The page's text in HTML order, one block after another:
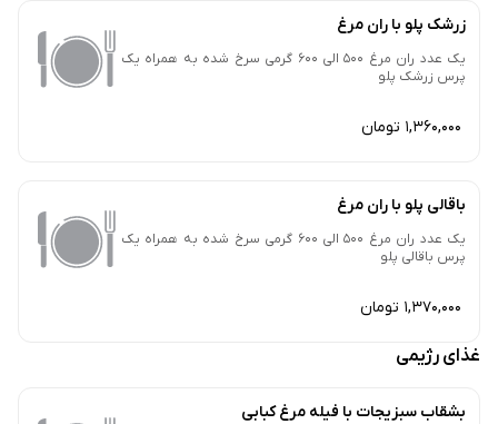
زرشک پلو با ران مرغ
یک عدد ران مرغ 500 الی 600 گرمی سرخ شده به همراه یک
پرس زرشک پلو
1,360,000 تومان
باقالی پلو با ران مرغ
یک عدد ران مرغ 500 الی 600 گرمی سرخ شده به همراه یک
پرس باقالی پلو
1,370,000 تومان
غذای رژیمی
بشقاب سبزیجات با فیله مرغ کبابی